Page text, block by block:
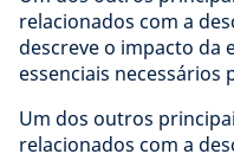
relacionados com a
descreve o impacto da
essenciais necessários
Um dos outros
relacionados com a